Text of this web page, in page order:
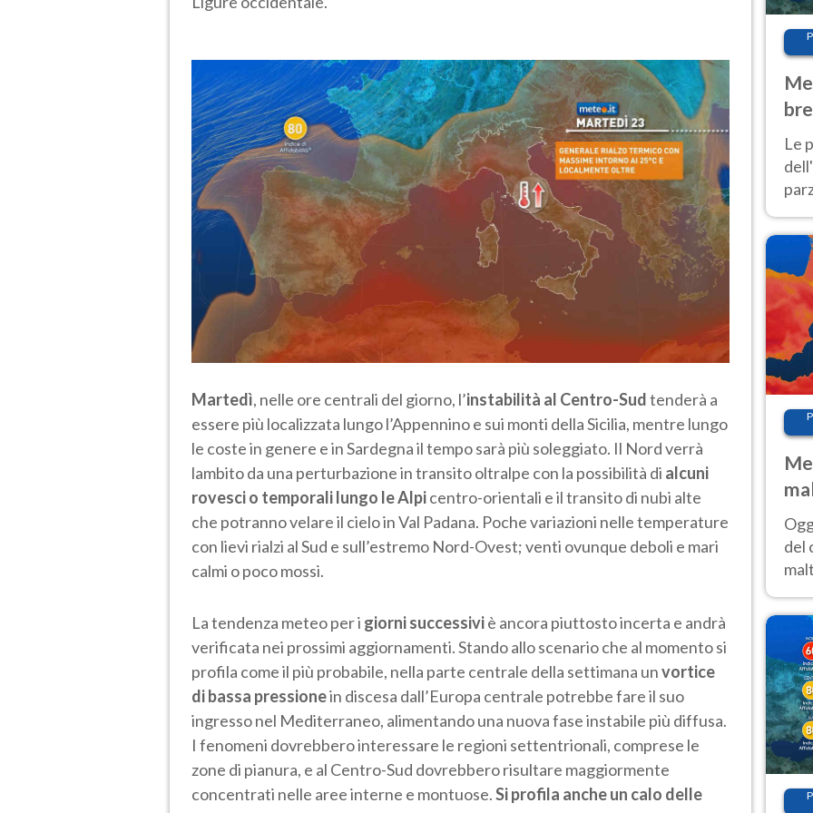
Martedì, nelle ore centrali del giorno, l’instabilità al Centro-Sudtenderà a
essere più localizzata lungo l’Appennino e sui monti della Sicilia, mentre lungo
le coste in genere e in Sardegna il tempo sarà più soleggiato. Il Nord verrà
lambito da una perturbazione in transito oltralpe con la possibilità di alcuni
rovesci o temporali lungo le Alpicentro-orientali e il transito di nubi alte
che potranno velare il cielo in Val Padana. Poche variazioni nelle temperature
con lievi rialzi al Sud e sull’estremo Nord-Ovest; venti ovunque deboli e mari
calmi o poco mossi.
La tendenza meteo per i giorni successiviè ancora piuttosto incerta e andrà
verificata nei prossimi aggiornamenti. Stando allo scenario che al momento si
profila come il più probabile, nella parte centrale della settimana unvortice
di bassa pressionein discesa dall’Europa centrale potrebbe fare il suo
ingresso nel Mediterraneo, alimentando una nuova fase instabile più diffusa.
I fenomeni dovrebbero interessare le regioni settentrionali, comprese le
zone di pianura, e al Centro-Sud dovrebbero risultare maggiormente
concentrati nelle aree interne e montuose.Si profila anche un calo delle
Le
40
del